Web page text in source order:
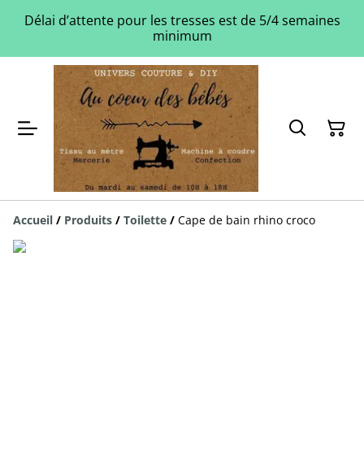
Délai d’attente pour les tresses est de 5/4 semaines
minimum
Accueil / Produits / Toilette / Cape de bain rhino croco